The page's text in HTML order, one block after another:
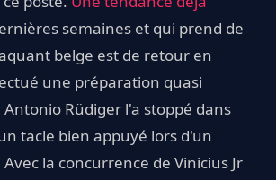
semaines et qui prend de
belge est de retour en
une préparation quasi
Antonio Rüdiger l'a stoppé dans
tacle bien appuyé lors d'un
la concurrence de Vinicius Jr